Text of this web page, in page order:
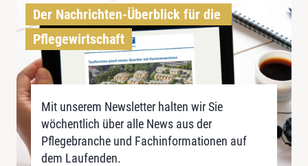
Der Nachrichten-Überblick für die
Pflegewirtschaft
Mit unserem Newsletter halten wir Sie
wöchentlich über alle News aus der
Pflegebranche und Fachinformationen auf
dem Laufenden.